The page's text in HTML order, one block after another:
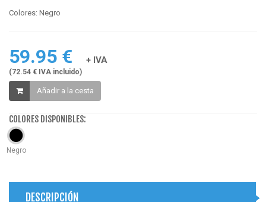
Colores: Negro
59.95 € + IVA
(72.54 € IVA incluido)
Añadir a la cesta
COLORES DISPONIBLES:
Negro
DESCRIPCIÓN